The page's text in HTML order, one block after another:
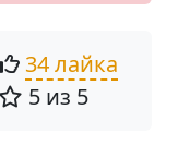
34 лайка
5 из 5